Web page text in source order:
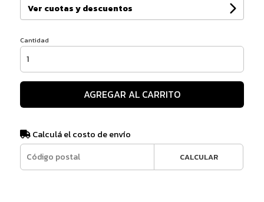
Ver cuotas y descuentos
Cantidad
AGREGAR AL CARRITO
Calculá el costo de envío
CALCULAR